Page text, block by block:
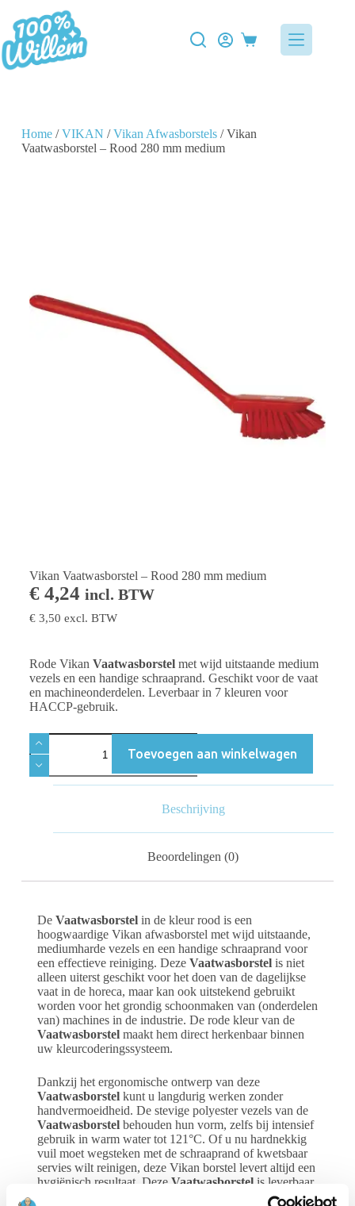
Home/VIKAN /Vikan Afwasborstels/ Vikan
Vaatwasborstel – Rood 280 mm medium
Vikan Vaatwasborstel – Rood 280 mm medium
€4,24 incl. BTW
€3,50 excl. BTW
Rode Vikan Vaatwasborstelmet wijd uitstaande medium
vezels en een handige schraaprand. Geschikt voor de vaat
en machineonderdelen. Leverbaar in 7 kleuren voor
HACCP-gebruik.
Toevoegen aan winkelwagen
Beschrijving
Beoordelingen (0)
De Vaatwasborstelin de kleur rood is een
hoogwaardige Vikan afwasborstel met wijd uitstaande,
mediumharde vezels en een handige schraaprand voor
een effectieve reiniging. Deze Vaatwasborstelis niet
alleen uiterst geschikt voor het doen van de dagelijkse
vaat in de horeca, maar kan ook uitstekend gebruikt
worden voor het grondig schoonmaken van (onderdelen
van) machines in de industrie. De rode kleur van de
Vaatwasborstelmaakt hem direct herkenbaar binnen
uw kleurcoderingssysteem.
Dankzij het ergonomische ontwerp van deze
Vaatwasborstelkunt u langdurig werken zonder
handvermoeidheid. De stevige polyester vezels van de
Vaatwasborstelbehouden hun vorm, zelfs bij intensief
gebruik in warm water tot 121°C. Of u nu hardnekkig
vuil moet wegsteken met de schraaprand of kwetsbaar
servies wilt reinigen, deze Vikan borstel levert altijd een
hygiënisch resultaat. Deze Vaatwasborstelis leverbaar
in 7 kleuren, dus er is altijd een geschikt exemplaar voor